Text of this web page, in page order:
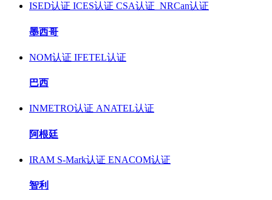
ISED认证 ICES认证 CSA认证 NRCan认证
墨西哥
NOM认证 IFETEL认证
巴西
INMETRO认证 ANATEL认证
阿根廷
IRAM S-Mark认证 ENACOM认证
智利